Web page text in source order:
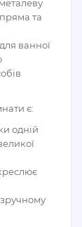
та
ванної
є:
одній